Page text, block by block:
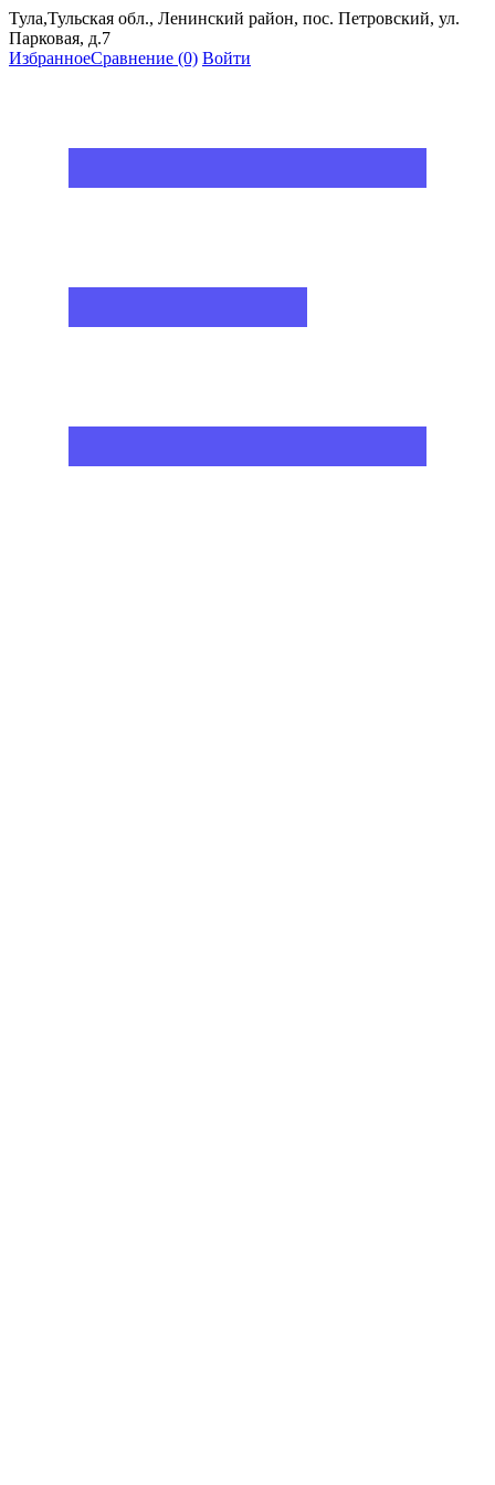
Тула,Тульская обл., Ленинский район, пос. Петровский, ул.
Парковая, д.7
ИзбранноеСравнение (0) Войти